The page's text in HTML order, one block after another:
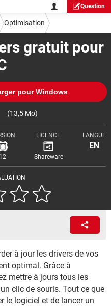
Question
gratuit pour
pour Windows
(13,5 Mo)
12
LICENCE
Shareware
LANGUE
EN
Optimisation
à jour les drivers de vos
optimal. Grâce à
mettre à jours tous les
clic de souris. Tout ce que
le logiciel et de lancer un